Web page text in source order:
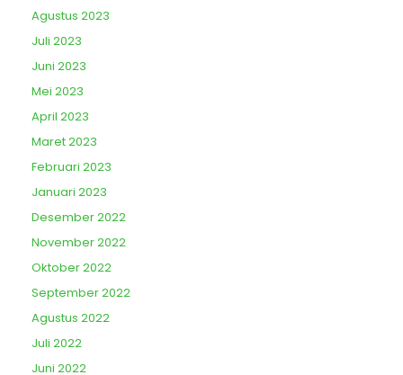
Agustus 2023
Juli 2023
Juni 2023
Mei 2023
April 2023
Maret 2023
Februari 2023
Januari 2023
Desember 2022
November 2022
Oktober 2022
September 2022
Agustus 2022
Juli 2022
Juni 2022